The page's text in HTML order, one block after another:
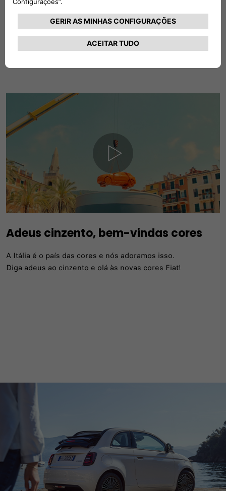
Adeus cinzento, bem-vindas cores
A Itália é o país das cores e nós adoramos isso.
Diga adeus ao cinzento e olá às novas cores Fiat!